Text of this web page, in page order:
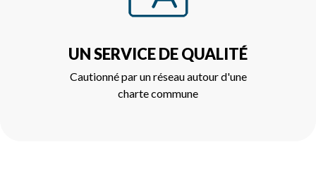
UN SERVICE DE QUALITÉ
Cautionné par un réseau autour d'une
charte commune